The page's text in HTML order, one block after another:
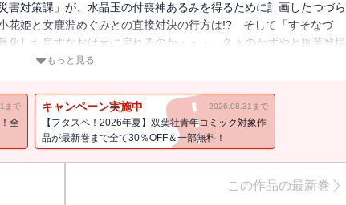
害対策課」が、水晶玉の付喪神あるみを得るために計画したつづら
花姫と女鹿淵めぐみとの直接対決の行方は!? そして「すそなづ
化した皇すなおは元に戻れるのか・・・。久々のかずやと桐葉登場
もっと見る
まで
全
キャンペーン実施中 2026.08.31まで
【フタスペ！2026年夏】双葉社青年コミック対象作
品が最新巻まで全て30％OFF＆一部無料！
この作品の最新巻